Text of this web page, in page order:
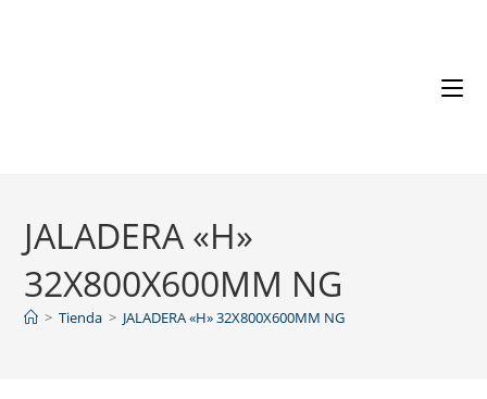
JALADERA «H»
32X800X600MM NG
> Tienda > JALADERA «H» 32X800X600MM NG